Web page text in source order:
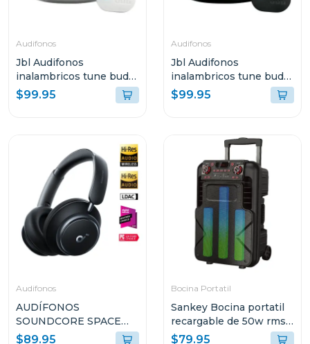
Audifonos
Jbl Audifonos
inalambricos tune buds
2 bluetooth blanco
ghost tbuds2
$99.95
Audifonos
Jbl Audifonos
inalambricos tune buds
2 bluetooth negro ghost
tbuds2
$99.95
Audifonos
AUDÍFONOS
SOUNDCORE SPACE
Q45 CANCELACIÓN DE
$89.95
Bocina Portatil
Sankey Bocina portatil
recargable de 50w rms
bluetooth pa12dcm
$79.95